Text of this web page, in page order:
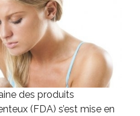
des produits
(FDA) s’est mise en